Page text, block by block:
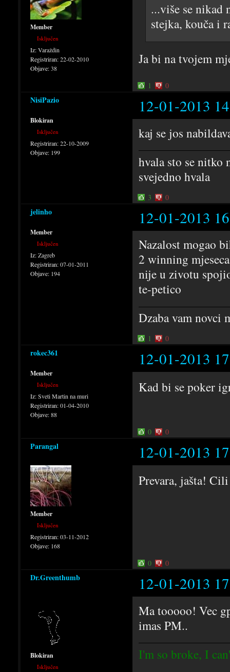
Member
Isključen
Iz:Varaždin
Registriran:22-02-2010
Objave:38
...više se nikad
stejka, kouča i
Ja bi na tvojem
1 0
NisiPazio 12-01-2013
Blokiran
Isključen
Registriran:22-10-2009
Objave: 199
kaj se jos
hvala sto se
svejedno hvala
3 0
jelinho 12-01-2013
Member
Isključen
Iz:Zagreb
Registriran:07-01-2011
Objave: 194
Nazalost mogao
2 winning
nije u zivotu
te-petico
Dzaba vam novci
1 0
rokec361 12-01-2013
Member
Isključen
Iz:Sveti Martin na muri
Registriran:01-04-2010
Objave:88
Kad bi se poker
0 0
Parangal 12-01-2013
Member
Isključen
Registriran:03-11-2012
Objave: 168
Prevara, jašta!
0 0
Dr.Greenthumb 12-01-2013
Blokiran
Isključen
Ma tooooo! Vec
imas PM..
I'm so broke, I